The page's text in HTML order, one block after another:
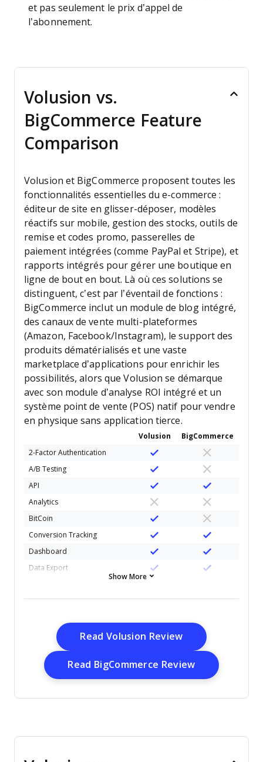
et pas seulement le prix d’appel de
l’abonnement.
Volusion vs.
BigCommerce Feature
Comparison
Volusion et BigCommerce proposent toutes les
fonctionnalités essentielles du e-commerce :
éditeur de site en glisser-déposer, modèles
réactifs sur mobile, gestion des stocks, outils de
remise et codes promo, passerelles de
paiement intégrées (comme PayPal et Stripe), et
rapports intégrés pour gérer une boutique en
ligne de bout en bout. Là où ces solutions se
distinguent, c’est par l’éventail de fonctions :
BigCommerce inclut un module de blog intégré,
des canaux de vente multi-plateformes
(Amazon, Facebook/Instagram), le support des
produits dématérialisés et une vaste
marketplace d’applications pour enrichir les
possibilités, alors que Volusion se démarque
avec son module d’analyse ROI intégré et un
système point de vente (POS) natif pour vendre
en physique sans application tierce.
Volusion
BigCommerce
2-Factor Authentication
A/B Testing
API
Analytics
BitCoin
Conversion Tracking
Dashboard
Data Export
Data Visualization
External Integrations
Inventory Tracking
Keyword Tracking
Multi-User
Show More
Read Volusion ReviewOpens New
Read BigCommerce ReviewOpens New